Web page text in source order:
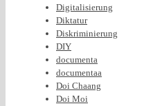
Digitalisierung
Diktatur
Diskriminierung
DIY
documenta
documentaa
Doi Chaang
Doi Moi